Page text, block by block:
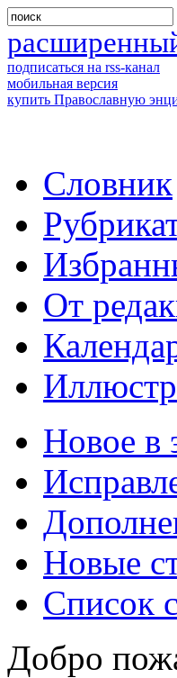
подписаться на rss-канал
мобильная версия
купить Православную
Словник
От
Новое в
Новые
Список
Добро